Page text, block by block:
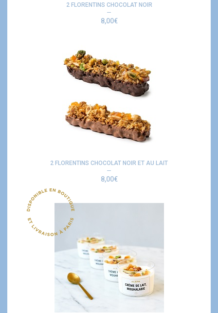
2 FLORENTINS CHOCOLAT NOIR
8,00€
2 FLORENTINS CHOCOLAT NOIR ET AU LAIT
8,00€